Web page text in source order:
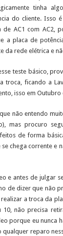
tinha
do cliente. Isso
de AC1 com AC2,
a placa de
da rede elétrica e
teste básico,
troca, ficando a
isso em Outubro
não entendo
mas procuro
de forma
se chega corrente e
e antes de julgar
de dizer que não
a troca da
10, não precisa
porque eu nunca
qualquer reparo